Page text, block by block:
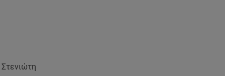
Στενιώτη